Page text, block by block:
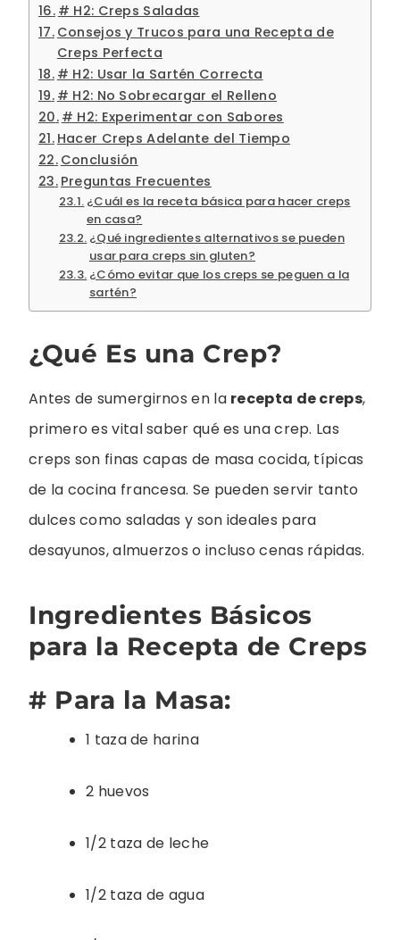
# H2: Creps Saladas
Consejos y Trucos para una Recepta de
Creps Perfecta
# H2: Usar la Sartén Correcta
# H2: No Sobrecargar el Relleno
# H2: Experimentar con Sabores
Hacer Creps Adelante del Tiempo
Conclusión
Preguntas Frecuentes
¿Cuál es la receta básica para hacer creps
en casa?
¿Qué ingredientes alternativos se pueden
usar para creps sin gluten?
¿Cómo evitar que los creps se peguen a la
sartén?
¿Qué Es una Crep?
Antes de sumergirnos en la recepta de creps,
primero es vital saber qué es una crep. Las
creps son finas capas de masa cocida, típicas
de la cocina francesa. Se pueden servir tanto
dulces como saladas y son ideales para
desayunos, almuerzos o incluso cenas rápidas.
Ingredientes Básicos
para la Recepta de Creps
# Para la Masa:
1 taza de harina
2 huevos
1/2 taza de leche
1/2 taza de agua